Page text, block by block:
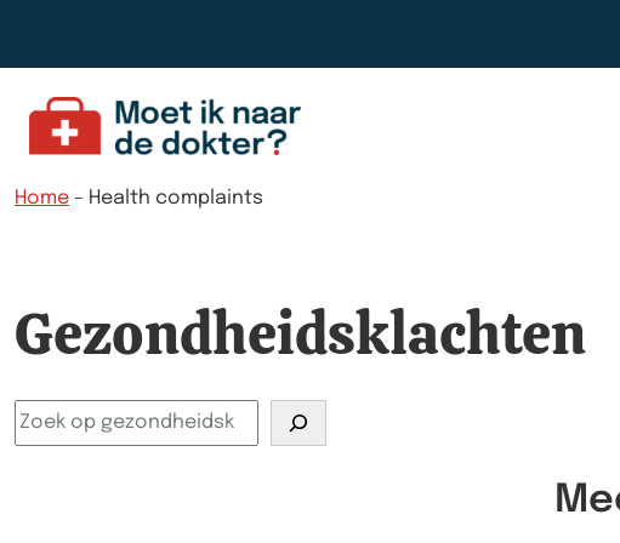
Home – Health complaints
Gezondheidsklachten
Search